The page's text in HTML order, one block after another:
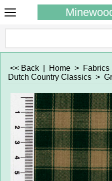
<< Back Home > Fabrics
Dutch Country Classics >